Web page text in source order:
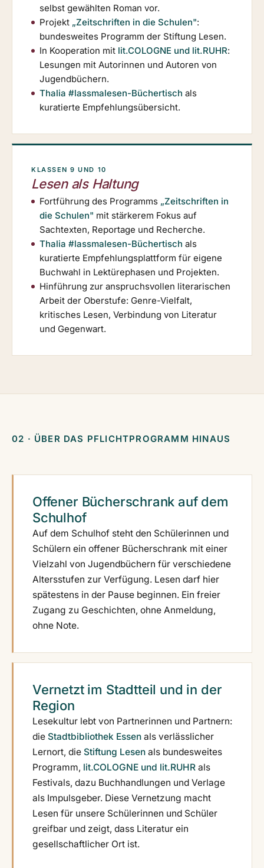
selbst gewählten Roman vor.
Projekt „Zeitschriften in die Schulen":
bundesweites Programm der Stiftung Lesen.
In Kooperation mit lit.COLOGNE und lit.RUHR:
Lesungen mit Autorinnen und Autoren von
Jugendbüchern.
Thalia #lassmalesen-Büchertisch als
kuratierte Empfehlungsübersicht.
KLASSEN 9 UND 10
Lesen als Haltung
Fortführung des Programms „Zeitschriften in
die Schulen" mit stärkerem Fokus auf
Sachtexten, Reportage und Recherche.
Thalia #lassmalesen-Büchertisch als
kuratierte Empfehlungsplattform für eigene
Buchwahl in Lektürephasen und Projekten.
Hinführung zur anspruchsvollen literarischen
Arbeit der Oberstufe: Genre-Vielfalt,
kritisches Lesen, Verbindung von Literatur
und Gegenwart.
02 · ÜBER DAS PFLICHTPROGRAMM HINAUS
Offener Bücherschrank auf dem
Schulhof
Auf dem Schulhof steht den Schülerinnen und
Schülern ein offener Bücherschrank mit einer
Vielzahl von Jugendbüchern für verschiedene
Altersstufen zur Verfügung. Lesen darf hier
spätestens in der Pause beginnen. Ein freier
Zugang zu Geschichten, ohne Anmeldung,
ohne Note.
Vernetzt im Stadtteil und in der
Region
Lesekultur lebt von Partnerinnen und Partnern:
die Stadtbibliothek Essen als verlässlicher
Lernort, die Stiftung Lesen als bundesweites
Programm, lit.COLOGNE und lit.RUHR als
Festivals, dazu Buchhandlungen und Verlage
als Impulsgeber. Diese Vernetzung macht
Lesen für unsere Schülerinnen und Schüler
greifbar und zeigt, dass Literatur ein
gesellschaftlicher Ort ist.